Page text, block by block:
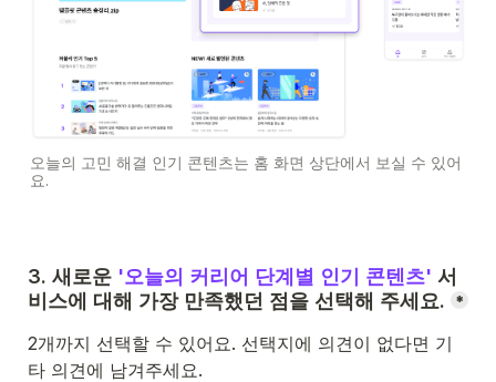
오늘의 고민 해결 인기 콘텐츠는 홈 화면 상단에서 보실 수 있어
요.
3. 새로운 '오늘의 커리어 단계별 인기 콘텐츠' 서
비스에 대해 가장 만족했던 점을 선택해 주세요.
*
2개까지 선택할 수 있어요. 선택지에 의견이 없다면 기
타 의견에 남겨주세요.